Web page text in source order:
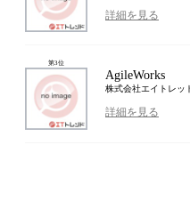
詳細を見る
第3位
AgileWorks
株式会社エイトレッ
詳細を見る